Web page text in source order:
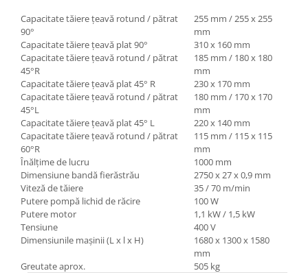
Standuri pentru strunguri metal
Unelte striere
Capacitate tăiere ţeavă rotund / pătrat
90°
255 mm / 255 x 255
mm
Capacitate tăiere ţeavă plat 90°
310 x 160 mm
Capacitate tăiere ţeavă rotund / pătrat
45°R
185 mm / 180 x 180
mm
Capacitate tăiere ţeavă plat 45° R
230 x 170 mm
Capacitate tăiere ţeavă rotund / pătrat
45°L
180 mm / 170 x 170
mm
Capacitate tăiere ţeavă plat 45° L
220 x 140 mm
Capacitate tăiere ţeavă rotund / pătrat
60°R
115 mm / 115 x 115
mm
Înălţime de lucru
1000 mm
Dimensiune bandă fierăstrău
2750 x 27 x 0,9 mm
Viteză de tăiere
35 / 70 m/min
Putere pompă lichid de răcire
100 W
Putere motor
1,1 kW / 1,5 kW
Tensiune
400 V
Dimensiunile maşinii (L x l x H)
1680 x 1300 x 1580
mm
Greutate aprox.
505 kg